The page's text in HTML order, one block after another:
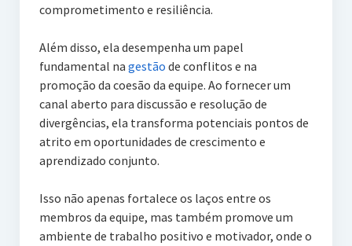
comprometimento e resiliência.
Além disso, ela desempenha um papel
fundamental na gestão de conflitos e na
promoção da coesão da equipe. Ao fornecer um
canal aberto para discussão e resolução de
divergências, ela transforma potenciais pontos de
atrito em oportunidades de crescimento e
aprendizado conjunto.
Isso não apenas fortalece os laços entre os
membros da equipe, mas também promove um
ambiente de trabalho positivo e motivador, onde o